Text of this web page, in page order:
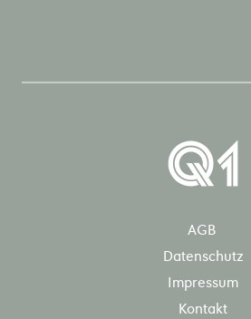
AGB
Datenschutz
Impressum
Kontakt